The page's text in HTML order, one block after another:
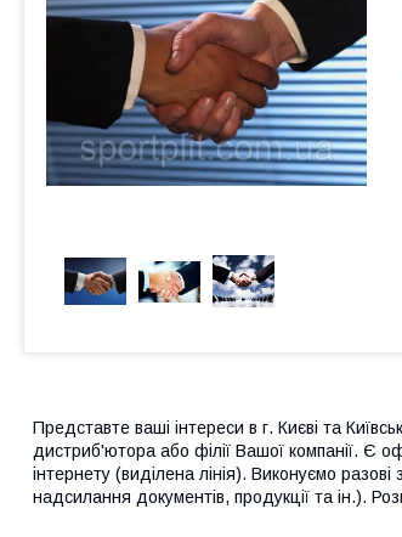
Представте ваші інтереси в г. Києві та
дистриб'ютора або філії Вашої компанії. Є
інтернету (виділена лінія). Виконуємо
надсилання документів, продукції та ін.).